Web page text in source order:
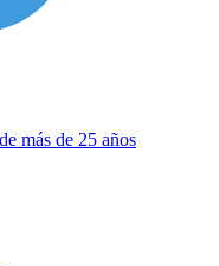
más de 25 años